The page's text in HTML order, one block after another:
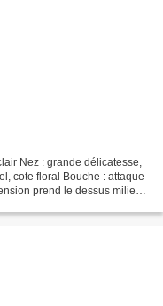
Nez : grande délicatesse,
cote floral Bouche : attaque
prend le dessus milieu :